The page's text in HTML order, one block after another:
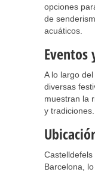
opciones
de
acuáticos.
Eventos
A lo largo
diversas
muestran la
y tradiciones.
Barcelona,